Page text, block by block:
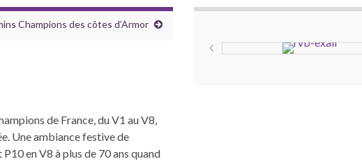
Champions des côtes d’Armor
de France, du V1 au V8,
Une ambiance festive de
en V8 à plus de 70 ans quand